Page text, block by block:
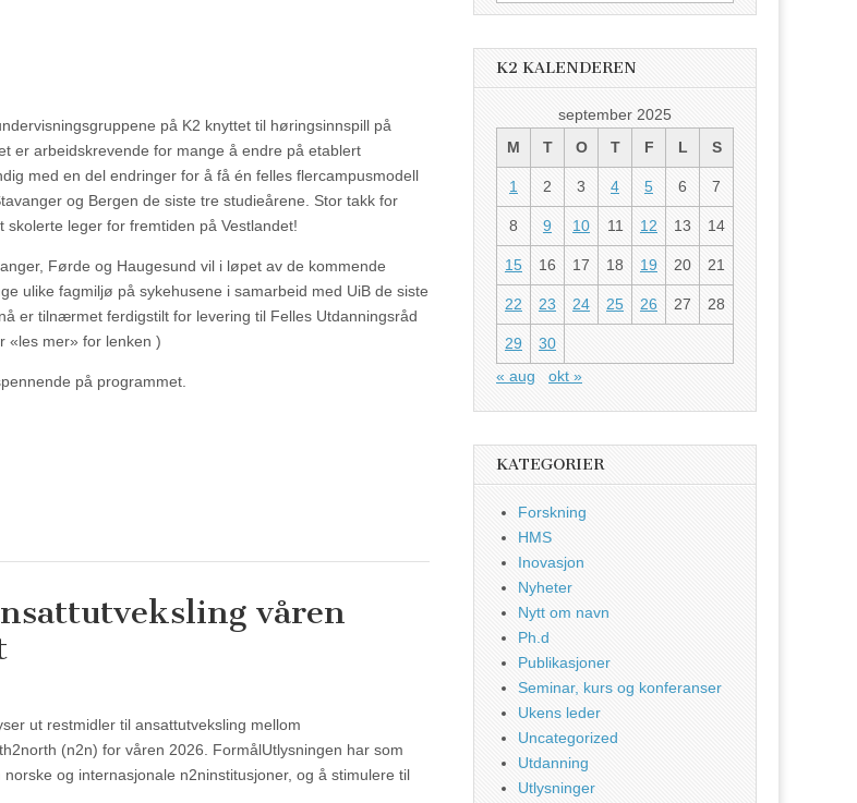
på K2 knyttet til høringsinnspill på
er arbeidskrevende for mange å endre på etablert
med en del endringer for å få én felles flercampusmodell
og Bergen de siste tre studieårene. Stor takk for
leger for fremtiden på Vestlandet!
Førde og Haugesund vil i løpet av de kommende
ulike fagmiljø på sykehusene i samarbeid med UiB de siste
er tilnærmet ferdigstilt for levering til Felles Utdanningsråd
«les mer» for lenken )
på programmet.
våren
ut restmidler til ansattutveksling mellom
(n2n) for våren 2026. FormålUtlysningen har som
og internasjonale n2ninstitusjoner, og å stimulere til
K2 KALENDEREN
september 2025
M
T O T F L S
1 2 3 4 5 6 7
8 9 10 11 12 13 14
15 16 17 18 19 20 21
22 23 24 25 26 27 28
29
30
« aug
okt »
KATEGORIER
Forskning
HMS
Inovasjon
Nyheter
Nytt om navn
Ph.d
Publikasjoner
Seminar, kurs og konferanser
Ukens leder
Uncategorized
Utdanning
Utlysninger